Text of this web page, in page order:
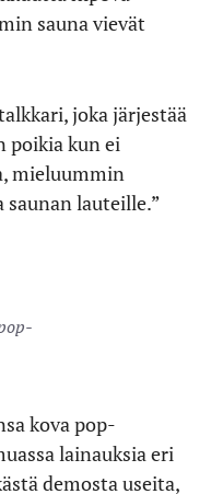
sauna vievät
joka järjestää
poikia kun ei
mieluummin
saunan lauteille.”
kova pop-
lainauksia eri
demosta useita,